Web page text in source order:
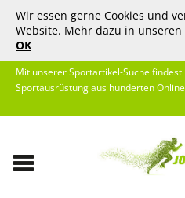
Wir essen gerne Cookies und
Website. Mehr dazu in unseren
OK
Mit unserer Sportartikel-Suche
Sportausrüstung aus hunderten